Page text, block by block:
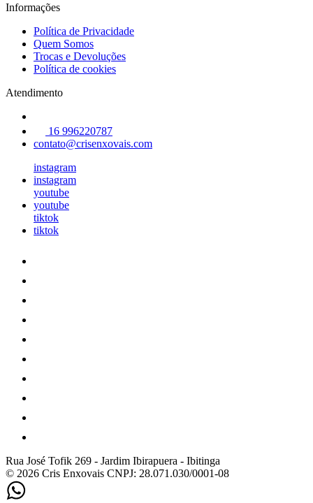
Informações
Política de Privacidade
Quem Somos
Trocas e Devoluções
Política de cookies
Atendimento
16 996220787
contato@crisenxovais.com
instagram
instagram
youtube
youtube
tiktok
tiktok
Rua José Tofik 269 - Jardim Ibirapuera - Ibitinga
© 2026 Cris Enxovais CNPJ: 28.071.030/0001-08